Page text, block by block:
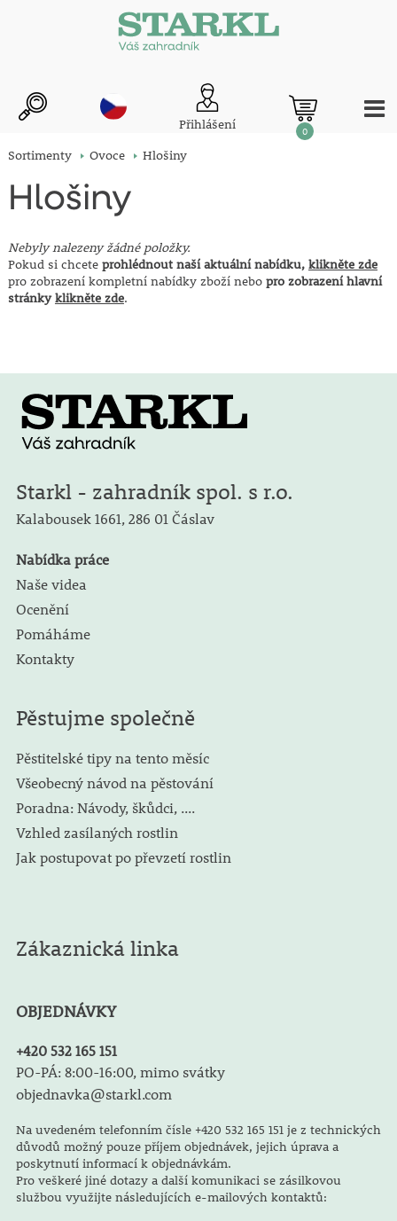
Přihlášení 0
Sortimenty Ovoce Hlošiny
Hlošiny
Nebyly nalezeny žádné položky.
Pokud si chcete prohlédnout naší aktuální nabídku, klikněte zde
pro zobrazení kompletní nabídky zboží nebo pro zobrazení hlavní
stránkyklikněte zde.
Starkl - zahradník spol. s r.o.
Kalabousek 1661, 286 01 Čáslav
Nabídka práce
Naše videa
Ocenění
Pomáháme
Kontakty
Pěstujme společně
Pěstitelské tipy na tento měsíc
Všeobecný návod na pěstování
Poradna: Návody, škůdci, ....
Vzhled zasílaných rostlin
Jak postupovat po převzetí rostlin
Zákaznická linka
OBJEDNÁVKY
+420 532 165 151
PO-PÁ: 8:00-16:00, mimo svátky
objednavka@starkl.com
Na uvedeném telefonním čísle +420 532 165 151 je z technických
důvodů možný pouze příjem objednávek, jejich úprava a
poskytnutí informací k objednávkám.
Pro veškeré jiné dotazy a další komunikaci se zásilkovou
službou využijte následujících e-mailových kontaktů: